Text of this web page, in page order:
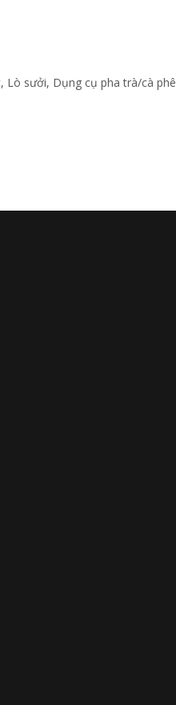
, Lò sưởi, Dụng cụ pha trà/cà phê